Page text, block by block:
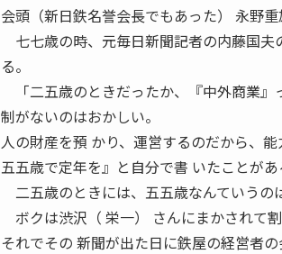
会頭（新日鉄名誉会長でもあった） 永野重
七七歳の時、元毎日新聞記者の内藤国夫
る。
「二五歳のときだったか、『中外商業』
制がないのはおかしい。
人の財産を預 かり、運営するのだから、能
五五歳で定年を』と自分で書 いたことがあ
二五歳のときには、五五歳なんていうの
ボクは渋沢（ 栄一） さんにまかされて
それでその 新聞が出た日に鉄屋の経営者